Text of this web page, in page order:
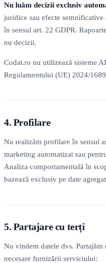
Nu luăm decizii exclusiv
juridice sau efecte
în sensul art. 22 GDPR.
nu decizii.
Codat.ro nu utilizează sisteme
Regulamentului (UE) 2024/
4. Profilare
Nu realizăm profilare în sensul
marketing automatizat sau
Analiza comportamentală în
bazează exclusiv pe date
5. Partajare cu terți
Nu vindem datele dvs.
necesare furnizării serviciului: